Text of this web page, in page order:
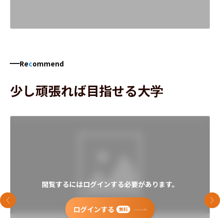
Recommend
少し頑張れば目指せる大学
閲覧するにはログインする必要があります。
ログインする 無料
前のスライド 次